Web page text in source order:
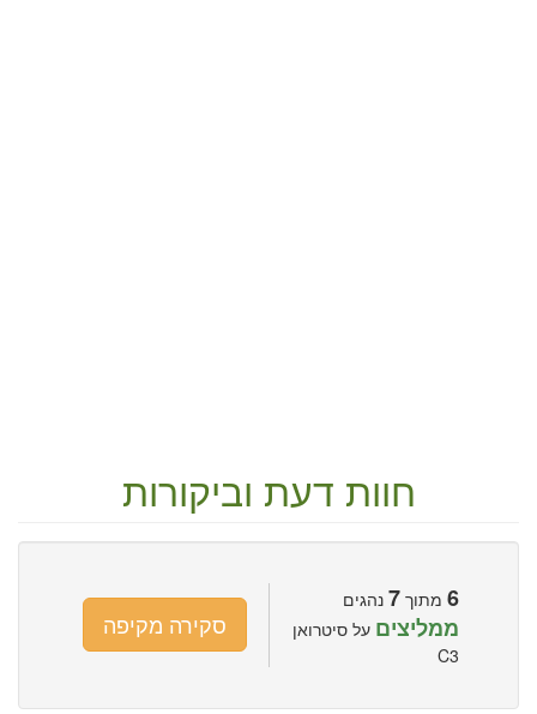
חוות דעת וביקורות
6 מתוך 7 נהגים
ממליצים על סיטרואן
C3
סקירה מקיפה